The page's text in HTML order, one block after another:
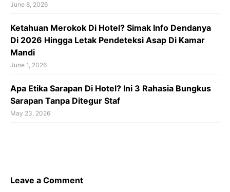
June 8, 2026
Ketahuan Merokok Di Hotel? Simak Info Dendanya
Di 2026 Hingga Letak Pendeteksi Asap Di Kamar
Mandi
June 1, 2026
Apa Etika Sarapan Di Hotel? Ini 3 Rahasia Bungkus
Sarapan Tanpa Ditegur Staf
May 23, 2026
Leave a Comment